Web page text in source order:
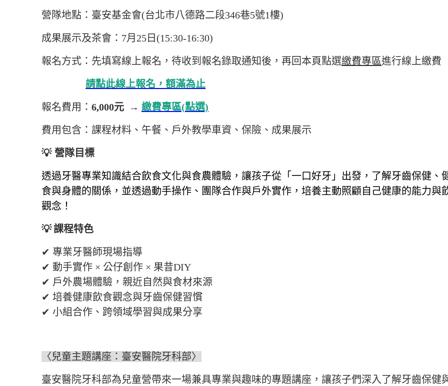
營隊地點：臺安基金會(台北市八德路二段346巷5號1樓)
成果展示及茶會：7月25日(15:30-16:30)
報名方式：先填寫線上報名，待收到報名錄取通知後，再回本頁點選繳費專區進行線上繳費
請點此線上報名，額滿為止
報名費用： 6,000元 → 繳費專區(點選)
費用包含：課程材料、午餐、戶外教學車資、保險、成果展示
💡 營隊目標
透過牙醫專業知識結合飲食文化與食農體驗，讓孩子從「一口好牙」出發，了解牙齒保健、
食與身體的關係，並透過動手操作、團隊合作與戶外實作，培養主動照顧自己健康的能力與
觀念！
💡課程特色
✔ 專業牙醫師現場指導
✔ 動手實作 × 公仔創作 × 果昔DIY
✔ 戶外農場體驗，親近自然與食材來源
✔ 培養健康飲食觀念與牙齒保健習慣
✔ 小組合作、跨領域學習與成果分享
〈兒童主題講座：臺安醫院牙科部〉
臺安醫院牙科部為兒童營帶來一場兼具專業與趣味的專題講座，讓孩子們深入了解牙齒保健